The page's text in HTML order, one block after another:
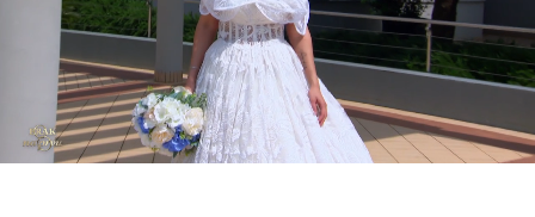
Upali
zvuk
/
Loaded:
10.15%